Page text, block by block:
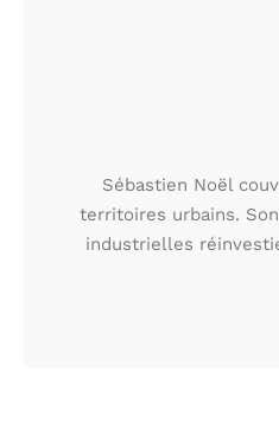
Sébastien Noël
territoires urbains.
industrielles